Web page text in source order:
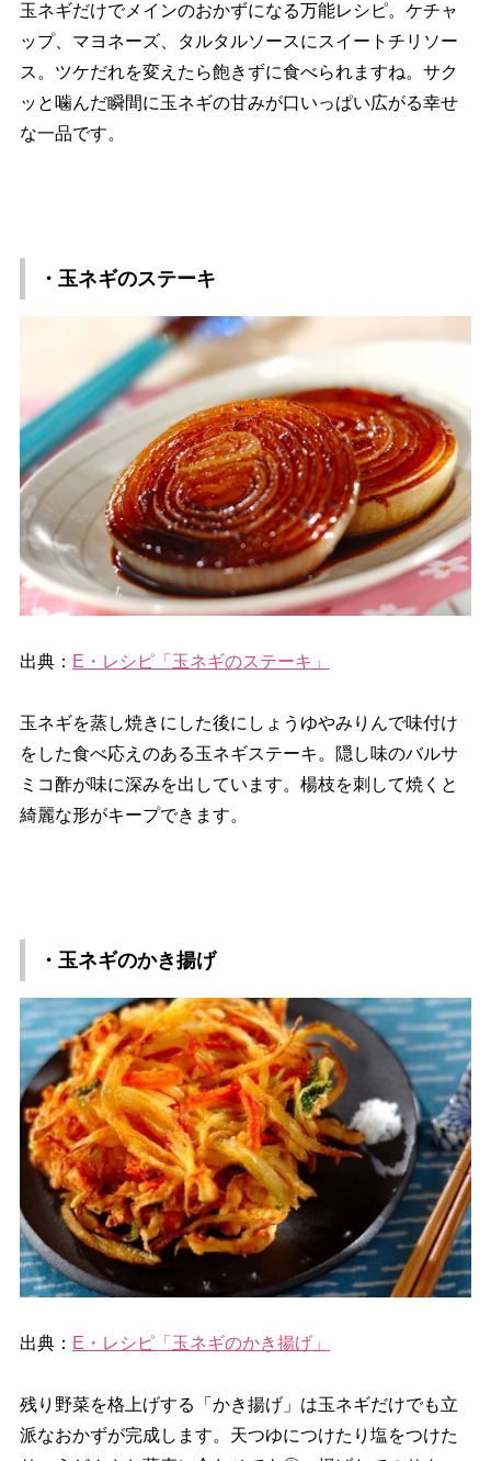
玉ネギだけでメインのおかずになる万能レシピ。ケチャ
ップ、マヨネーズ、タルタルソースにスイートチリソー
ス。ツケだれを変えたら飽きずに食べられますね。サク
ッと噛んだ瞬間に玉ネギの甘みが口いっぱい広がる幸せ
な一品です。
・玉ネギのステーキ
出典： E・レシピ「玉ネギのステーキ」
玉ネギを蒸し焼きにした後にしょうゆやみりんで味付け
をした食べ応えのある玉ネギステーキ。隠し味のバルサ
ミコ酢が味に深みを出しています。楊枝を刺して焼くと
綺麗な形がキープできます。
・玉ネギのかき揚げ
出典： E・レシピ「玉ネギのかき揚げ」
残り野菜を格上げする「かき揚げ」は玉ネギだけでも立
派なおかずが完成します。天つゆにつけたり塩をつけた